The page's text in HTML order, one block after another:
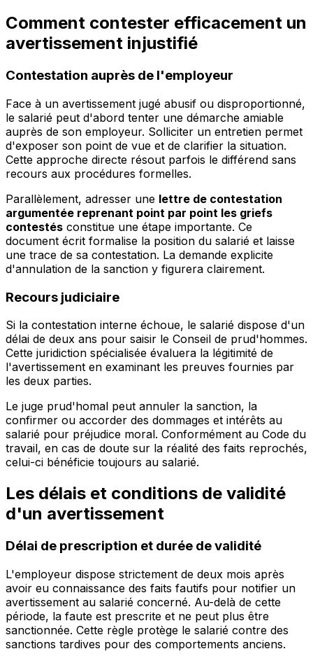
Comment contester efficacement un
avertissement injustifié
Contestation auprès de l'employeur
Face à un avertissement jugé abusif ou disproportionné,
le salarié peut d'abord tenter une démarche amiable
auprès de son employeur. Solliciter un entretien permet
d'exposer son point de vue et de clarifier la situation.
Cette approche directe résout parfois le différend sans
recours aux procédures formelles.
Parallèlement, adresser une lettre de contestation
argumentée reprenant point par point les griefs
contestés constitue une étape importante. Ce
document écrit formalise la position du salarié et laisse
une trace de sa contestation. La demande explicite
d'annulation de la sanction y figurera clairement.
Recours judiciaire
Si la contestation interne échoue, le salarié dispose d'un
délai de deux ans pour saisir le Conseil de prud'hommes.
Cette juridiction spécialisée évaluera la légitimité de
l'avertissement en examinant les preuves fournies par
les deux parties.
Le juge prud'homal peut annuler la sanction, la
confirmer ou accorder des dommages et intérêts au
salarié pour préjudice moral. Conformément au Code du
travail, en cas de doute sur la réalité des faits reprochés,
celui-ci bénéficie toujours au salarié.
Les délais et conditions de validité
d'un avertissement
Délai de prescription et durée de validité
L'employeur dispose strictement de deux mois après
avoir eu connaissance des faits fautifs pour notifier un
avertissement au salarié concerné. Au-delà de cette
période, la faute est prescrite et ne peut plus être
sanctionnée. Cette règle protège le salarié contre des
sanctions tardives pour des comportements anciens.